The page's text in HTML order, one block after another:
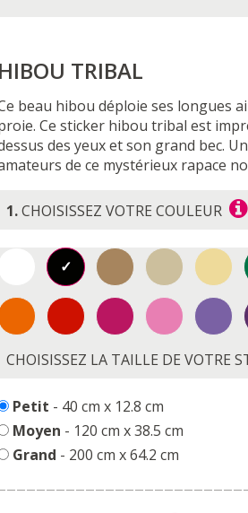
HIBOU TRIBAL
beau hibou déploie ses longues
Ce sticker hibou tribal est
des yeux et son grand bec.
de ce mystérieux rapace
1.CHOISISSEZ VOTRE COULEUR
CHOISISSEZ LA TAILLE DE VOTRE
Petit - 40 cm x 12.8 cm
Moyen - 120 cm x 38.5 cm
Grand - 200 cm x 64.2 cm